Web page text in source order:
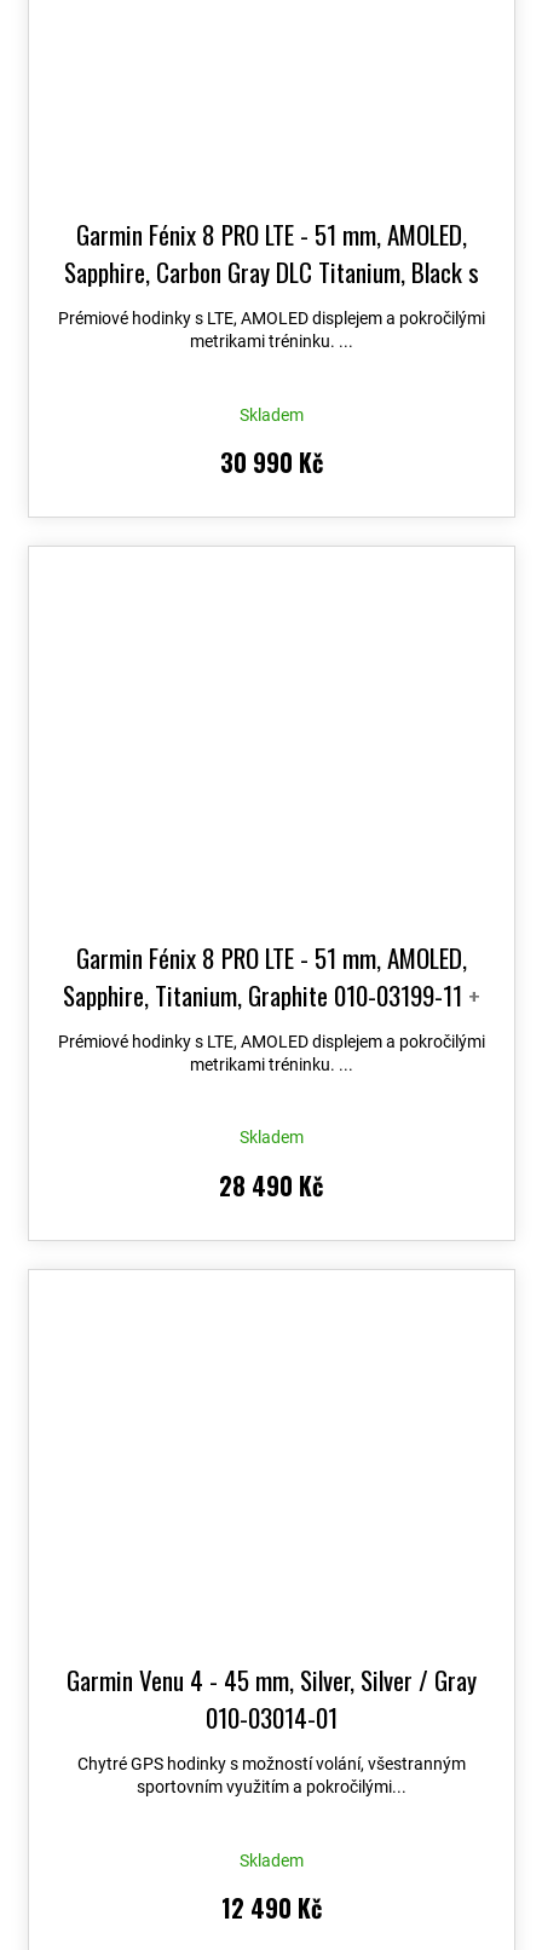
Garmin Fénix 8 PRO LTE - 51 mm, AMOLED,
Sapphire, Carbon Gray DLC Titanium, Black s
Chestnut koženým řemínkem 010-03199-40+
možnost výměny do 90 dní + Topo Czech PRO
Prémiové hodinky s LTE, AMOLED displejem a pokročilými
metrikami tréninku. ...
Skladem
30 990 Kč
Garmin Fénix 8 PRO LTE - 51 mm, AMOLED,
Sapphire, Titanium, Graphite 010-03199-11 +
možnost výměny do 90 dní + Topo Czech PRO
Voucher
Prémiové hodinky s LTE, AMOLED displejem a pokročilými
metrikami tréninku. ...
Skladem
28 490 Kč
Garmin Venu 4 - 45 mm, Silver, Silver / Gray
010-03014-01
Chytré GPS hodinky s možností volání, všestranným
sportovním využitím a pokročilými...
Skladem
12 490 Kč